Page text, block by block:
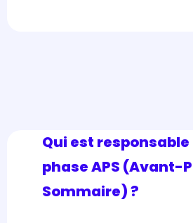
Qui est responsable
phase APS (Avant-
Sommaire) ?